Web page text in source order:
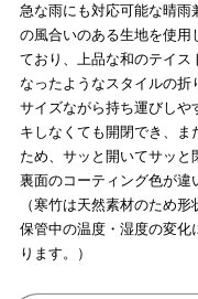
急な雨にも対応可能な晴雨
の風合いのある生地を使用
ており、上品な和のテイス
なったようなスタイルの折
サイズながら持ち運びしや
キしなくても開閉でき、
ため、サッと開いてサッ
裏面のコーティング色が違
（寒竹は天然素材のため
保管中の温度・湿度の変化
ります。）